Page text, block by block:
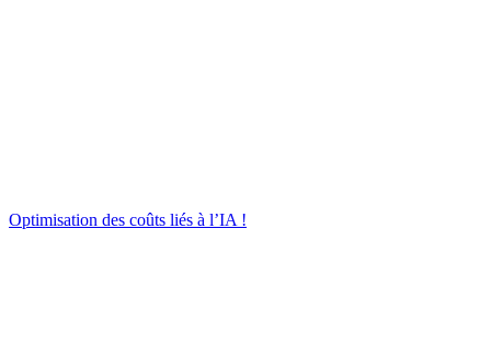
Optimisation des coûts liés à l’IA !